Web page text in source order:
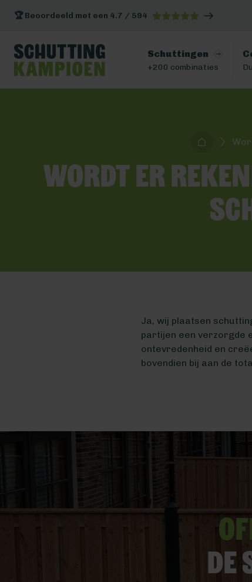
🏆 Beoordeeld met een 4.7 / 594
Schuttingen
+200 combinaties
Wordt er
Ja, wij plaatsen
partijen een verzorgde
ontevredenheid en
bovendien bij aan de